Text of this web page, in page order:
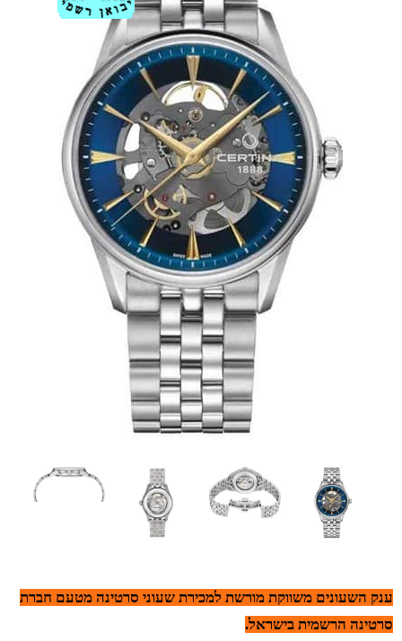
ענק השעונים משווקת מורשת למכירת שעוני סרטינה מטעם חברת
סרטינה הרשמית בישראל.